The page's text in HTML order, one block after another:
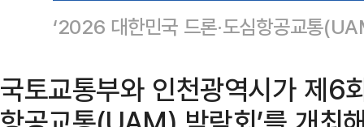
‘2026 대한민국 드론·도심항공교통
국토교통부와 인천광역시가 제6